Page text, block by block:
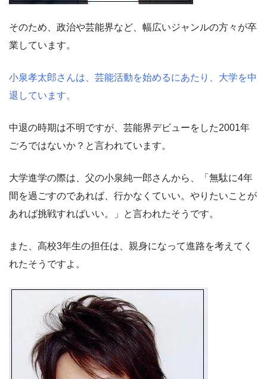
そのため、政治や芸能界など、幅広いジャンルの方々が卒
業しています。
小泉孝太郎さんは、芸能活動を始めるにあたり、大学を中
退しています。
中退の時期は不明ですが、芸能界デビューをした2001年
ごろではないか？と言われています。
大学進学の際は、父の小泉純一郎さんから、「無駄に4年
間を過ごすのであれば、行かなくていい。やりたいことが
あれば挑戦すればいい。」と言われたそうです。
また、高校3年生の担任は、親身になって進路を考えてく
れたそうですよ。